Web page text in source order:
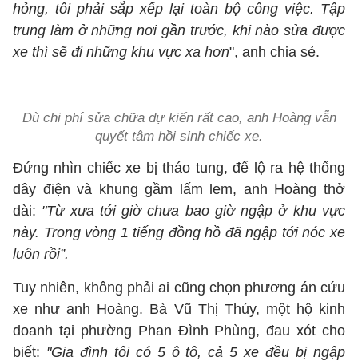
hỏng, tôi phải sắp xếp lại toàn bộ công việc. Tập
trung làm ở những nơi gần trước, khi nào sửa được
xe thì sẽ đi những khu vực xa hơn", anh chia sẻ.
Dù chi phí sửa chữa dự kiến rất cao, anh Hoàng vẫn
quyết tâm hồi sinh chiếc xe.
Đứng nhìn chiếc xe bị tháo tung, để lộ ra hệ thống
dây điện và khung gầm lấm lem, anh Hoàng thở
dài: "Từ xưa tới giờ chưa bao giờ ngập ở khu vực
này. Trong vòng 1 tiếng đồng hồ đã ngập tới nóc xe
luôn rồi”.
Tuy nhiên, không phải ai cũng chọn phương án cứu
xe như anh Hoàng. Bà Vũ Thị Thúy, một hộ kinh
doanh tại phường Phan Đình Phùng, đau xót cho
biết: "Gia đình tôi có 5 ô tô, cả 5 xe đều bị ngập